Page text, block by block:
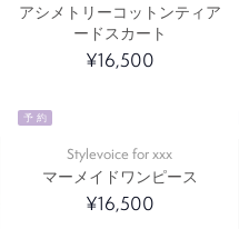
アシメトリーコットンティア
ードスカート
¥16,500
予 約
Stylevoice for xxx
マーメイドワンピース
¥16,500